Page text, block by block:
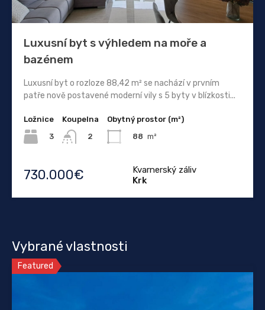
Luxusní byt s výhledem na moře a
bazénem
Luxusní byt o rozloze 88,42 m² se nachází v prvním
patře nově postavené moderní vily s 5 byty v blízkosti...
Ložnice
3
Koupelna
2
Obytný prostor (m²)
88 m²
730.000€
Kvarnerský záliv
Krk
Vybrané vlastnosti
Featured